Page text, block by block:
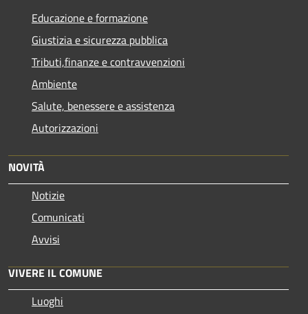
Educazione e formazione
Giustizia e sicurezza pubblica
Tributi,finanze e contravvenzioni
Ambiente
Salute, benessere e assistenza
Autorizzazioni
NOVITÀ
Notizie
Comunicati
Avvisi
VIVERE IL COMUNE
Luoghi